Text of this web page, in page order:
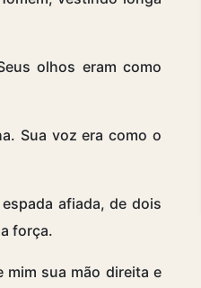
olhos eram como
Sua voz era como o
afiada, de dois
força.
sua mão direita e